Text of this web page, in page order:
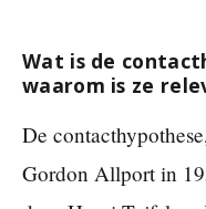
Wat is de
waarom is ze
De
Gordon Allport in